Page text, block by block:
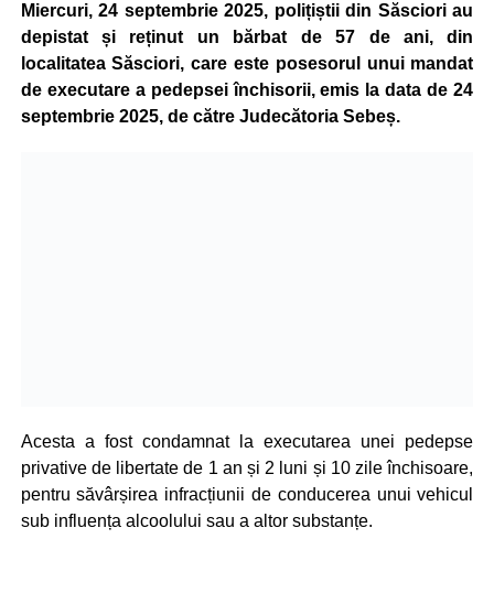
Miercuri, 24 septembrie 2025, polițiștii din Săsciori au
depistat și reținut un bărbat de 57 de ani, din
localitatea Săsciori, care este posesorul unui mandat
de executare a pedepsei închisorii, emis la data de 24
septembrie 2025, de către Judecătoria Sebeș.
Acesta a fost condamnat la executarea unei pedepse
privative de libertate de 1 an și 2 luni și 10 zile închisoare,
pentru săvârșirea infracțiunii de conducerea unui vehicul
sub influența alcoolului sau a altor substanțe.